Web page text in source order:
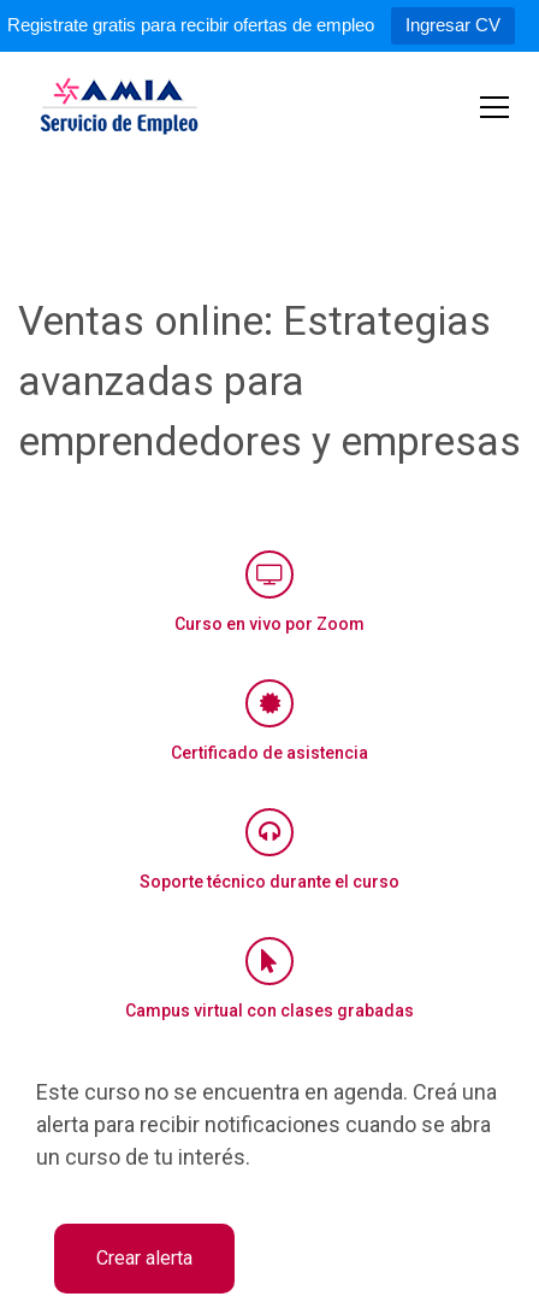
Registrate gratis para recibir ofertas de empleo Ingresar CV
Ventas online: Estrategias
avanzadas para
emprendedores y empresas
Curso en vivo por Zoom
Certificado de asistencia
Soporte técnico durante el curso
Campus virtual con clases grabadas
Este curso no se encuentra en agenda. Creá una
alerta para recibir notificaciones cuando se abra
un curso de tu interés.
Crear alerta